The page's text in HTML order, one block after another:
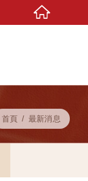
首頁 最新消息